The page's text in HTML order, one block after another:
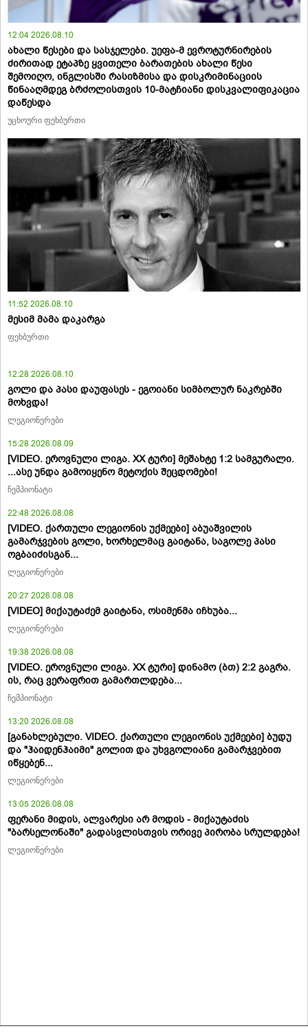
12:04 2026.08.10
ახალი წესები და სასჯელები. უეფა-მ ევროტურნირების
ძირითად ეტაპზე ყვითელი ბარათების ახალი წესი
შემოიღო, ინგლისში რასიზმისა და დისკრიმინაციის
წინააღმდეგ ბრძოლისთვის 10-მატჩიანი დისკვალიფიკაცია
დაწესდა
უცხოური ფეხბურთი
11:52 2026.08.10
მესიმ მამა დაკარგა
ფეხბურთი
12:28 2026.08.10
გოლი და პასი დაუფასეს - ეგოიანი სიმბოლურ ნაკრებში
მოხვდა!
ლეგიონერები
15:28 2026.08.09
[VIDEO. ეროვნული ლიგა. XX ტური] მეშახტე 1:2 სამგურალი.
...ასე უნდა გამოიყენო მეტოქის შეცდომები!
ჩემპიონატი
22:48 2026.08.08
[VIDEO. ქართული ლეგიონის უქმეები] აბუაშვილის
გამარჯვების გოლი, ხორხელმაც გაიტანა, საგოლე პასი
ოგბაიძისგან...
ლეგიონერები
20:27 2026.08.08
[VIDEO] მიქაუტაძემ გაიტანა, ოსიმენმა იჩხუბა...
ლეგიონერები
19:38 2026.08.08
[VIDEO. ეროვნული ლიგა. XX ტური] დინამო (ბთ) 2:2 გაგრა.
ის, რაც ვერაფრით გამართლდება...
ჩემპიონატი
13:20 2026.08.08
[განახლებული. VIDEO. ქართული ლეგიონის უქმეები] ბუდუ
და "ჰაიდენჰაიმი" გოლით და უხვგოლიანი გამარჯვებით
იწყებენ...
ლეგიონერები
13:05 2026.08.08
ფერანი მიდის, ალვარესი არ მოდის - მიქაუტაძის
"ბარსელონაში" გადასვლისთვის ორივე პირობა სრულდება!
ლეგიონერები